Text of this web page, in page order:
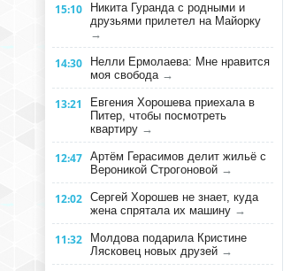
15:10
Никита Гуранда с родными и
друзьями прилетел на Майорку
→
14:30
Нелли Ермолаева: Мне нравится
моя свобода →
13:21
Евгения Хорошева приехала в
Питер, чтобы посмотреть
квартиру →
12:47 Артём Герасимов делит жильё с
Вероникой Строгоновой →
12:02 Сергей Хорошев не знает, куда
жена спрятала их машину →
11:32
Молдова подарила Кристине
Лясковец новых друзей →